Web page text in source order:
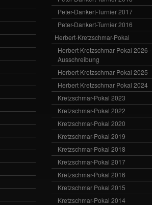
Peter-Dankert-Turnier 2017
Peter-Dankert-Turnier 2016
Herbert-Kretzschmar-Pokal
Herbert Kretzschmar Pokal 2026 -
Ausschreibung
Herbert Kretzschmar Pokal 2025
Herbert Kretzschmar Pokal 2024
Kretzschmar-Pokal 2023
Kretzschmar-Pokal 2022
Kretzschmar-Pokal 2020
Kretzschmar-Pokal 2019
Kretzschmar-Pokal 2018
Kretzschmar-Pokal 2017
Kretzschmar-Pokal 2016
Kretzschmar Pokal 2015
Kretzschmar-Pokal 2014